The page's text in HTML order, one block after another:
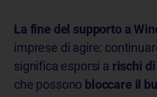
La fine del supporto a
imprese di agire:
significa esporsi a rischi
che possono bloccare il